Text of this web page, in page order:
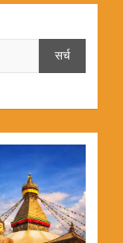
सर्च